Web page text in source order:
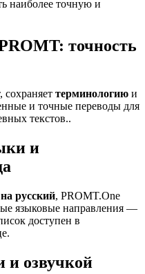
наиболее точную и
точность
сохраняет терминологию и
и точные переводы для
текстов..
и
русский, PROMT.One
языковые направления —
доступен в
и озвучкой